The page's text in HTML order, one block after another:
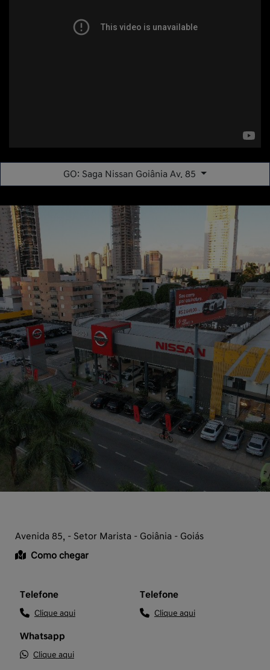
GO: Saga Nissan Goiânia Av. 85
Avenida 85, - Setor Marista - Goiânia - Goiás
Como chegar
Telefone
Clique aqui
Telefone
Clique aqui
Whatsapp
Clique aqui